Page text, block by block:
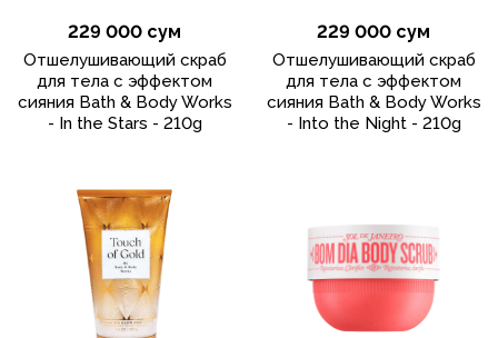
229 000 сум
Отшелушивающий скраб
для тела с эффектом
сияния Bath & Body Works
- In the Stars - 210g
229 000 сум
Отшелушивающий скраб
для тела с эффектом
сияния Bath & Body Works
- Into the Night - 210g